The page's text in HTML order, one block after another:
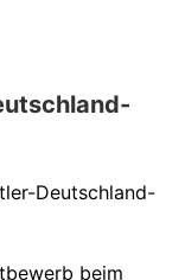
Deutschland-
beim